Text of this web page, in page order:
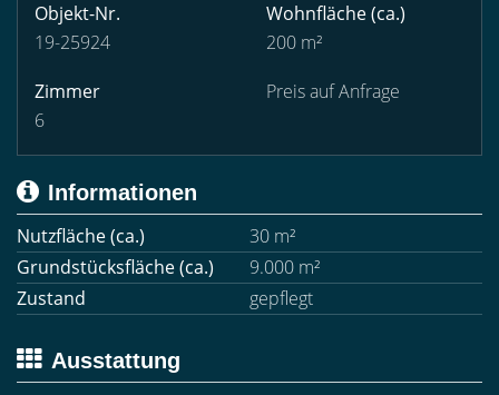
Objekt-Nr.
19-25924
Wohnfläche(ca.)
200 m²
Zimmer
6
Preis auf Anfrage
Informationen
Nutzfläche (ca.)
30 m²
Grundstücksfläche (ca.)
9.000 m²
Zustand
gepflegt
Ausstattung